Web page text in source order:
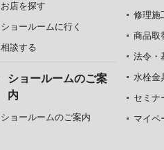
お店を探す
ショールームに行く
相談する
ショールームのご案
内
ショールームのご案内
修理施
商品取
法令・
水栓金
セミナ
マイペ